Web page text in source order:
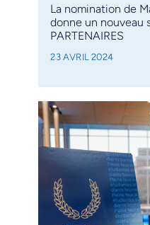
La nomination de
donne un nouveau
PARTENAIRES
23 AVRIL 2024